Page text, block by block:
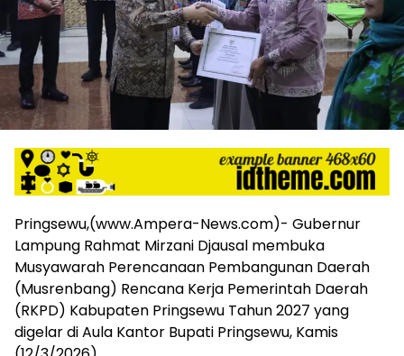
relatif
lebih
murah
dari
Koran
maupun
media
siber
lainnya,
desain
dan
media
siber
lebih
eksklusif,
bergaya
trendi,
Pringsewu,(www.Ampera-News.com)- Gubernur
Lampung Rahmat Mirzani Djausal membuka
Musyawarah Perencanaan Pembangunan Daerah
(Musrenbang) Rencana Kerja Pemerintah Daerah
(RKPD) Kabupaten Pringsewu Tahun 2027 yang
digelar di Aula Kantor Bupati Pringsewu, Kamis